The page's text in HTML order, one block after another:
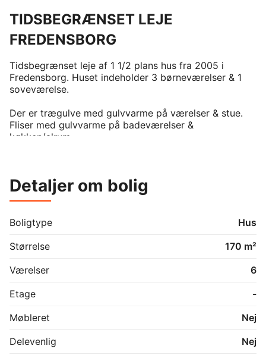
TIDSBEGRÆNSET LEJE
FREDENSBORG
Tidsbegrænset leje af 1 1/2 plans hus fra 2005 i
Fredensborg. Huset indeholder 3 børneværelser & 1
soveværelse.
Der er trægulve med gulvvarme på værelser & stue.
Fliser med gulvvarme på badeværelser &
køkken/alrum
Detaljer om bolig
Boligtype
Hus
Størrelse
170 m²
Værelser
6
Etage
-
Møbleret
Nej
Delevenlig
Nej